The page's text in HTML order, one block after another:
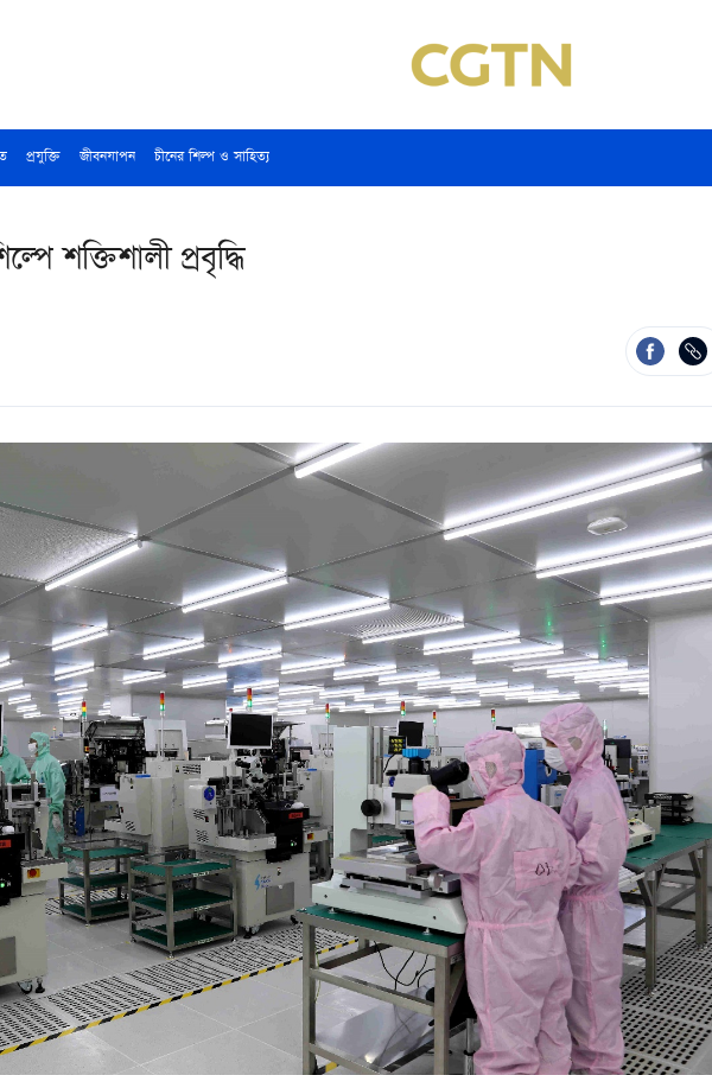
প্রযুক্তি জীবনযাপন চীনের শিল্প ও সাহিত্য
শক্তিশালী প্রবৃদ্ধি